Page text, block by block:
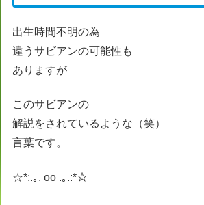
出生時間不明の為
違うサビアンの可能性も
ありますが
このサビアンの
解説をされているような（笑）
言葉です。
☆*:.｡. oo .｡.:*☆